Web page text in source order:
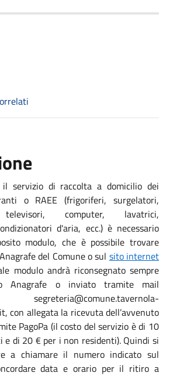
il servizio di raccolta a domicilio dei
o RAEE (frigoriferi, surgelatori,
televisori, computer, lavatrici,
d'aria, ecc.) è necessario
modulo, che è possibile trovare
del Comune o sul sito internet
modulo andrà riconsegnato sempre
Anagrafe o inviato tramite mail
con allegata la ricevuta dell’avvenuto
PagoPa (il costo del servizio è di 10
e di 20 € per i non residenti). Quindi si
a chiamare il numero indicato sul
data e orario per il ritiro a